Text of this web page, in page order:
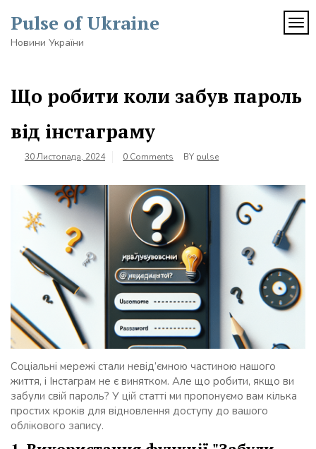
content
Pulse of Ukraine
Новини України
Що робити коли забув пароль
від інстаграму
30 Листопада, 2024 0 Comments BY pulse
Соціальні мережі стали невід’ємною частиною нашого
життя, і Інстаграм не є винятком. Але що робити, якщо ви
забули свій пароль? У цій статті ми пропонуємо вам кілька
простих кроків для відновлення доступу до вашого
облікового запису.